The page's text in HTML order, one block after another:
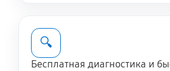
🔍
Бесплатная диагностика и